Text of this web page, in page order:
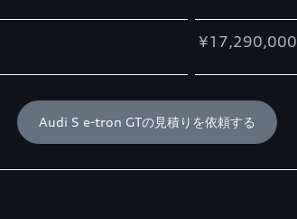
¥17,290,000
Audi S e-tron GTの見積りを依頼する